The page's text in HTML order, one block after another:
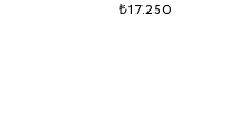
₺17.250